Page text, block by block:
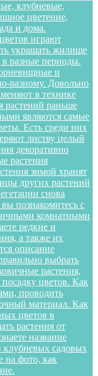
клубневые,
цветение,
и дома.
играют
украшать жилище
в разные периоды.
и
разному. Довольно
в технике
растений раньше
являются самые
Есть среди них
листву целый
декоративно
растения
зимой хранят
других растений
снова
познакомитесь с
комнатными
редкие и
а также их
описание
выбрать
растения,
цветов. Как
проводить
материал. Как
цветов в
растения от
название
садовых
на фото, как